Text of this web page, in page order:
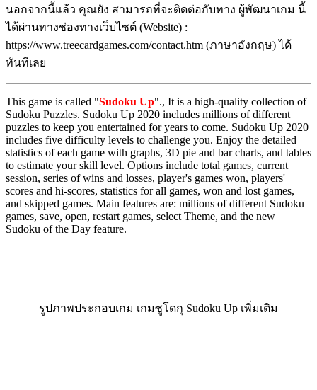
นอกจากนี้แล้ว คุณยัง สามารถที่จะติดต่อกับทาง ผู้พัฒนาเกม นี้
ได้ผ่านทางช่องทางเว็บไซต์ (Website) :
https://www.treecardgames.com/contact.htm (ภาษาอังกฤษ) ได้
ทันทีเลย
This game is called "Sudoku Up"., It is a high-quality collection of
Sudoku Puzzles. Sudoku Up 2020 includes millions of different
puzzles to keep you entertained for years to come. Sudoku Up 2020
includes five difficulty levels to challenge you. Enjoy the detailed
statistics of each game with graphs, 3D pie and bar charts, and tables
to estimate your skill level. Options include total games, current
session, series of wins and losses, player's games won, players'
scores and hi-scores, statistics for all games, won and lost games,
and skipped games. Main features are: millions of different Sudoku
games, save, open, restart games, select Theme, and the new
Sudoku of the Day feature.
รูปภาพประกอบเกม เกมซูโดกุ Sudoku Up เพิ่มเติม